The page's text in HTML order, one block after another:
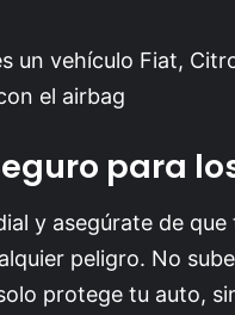
para
y asegúrate de
peligro. No
protege tu auto,